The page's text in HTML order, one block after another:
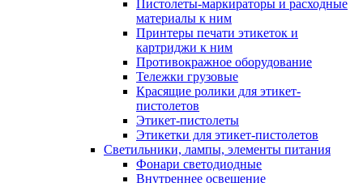
Пистолеты-маркираторы и расходные
материалы к ним
Принтеры печати этикеток и
картриджи к ним
Противокражное оборудование
Тележки грузовые
Красящие ролики для этикет-
пистолетов
Этикет-пистолеты
Этикетки для этикет-пистолетов
Светильники, лампы, элементы питания
Фонари светодиодные
Внутреннее освещение